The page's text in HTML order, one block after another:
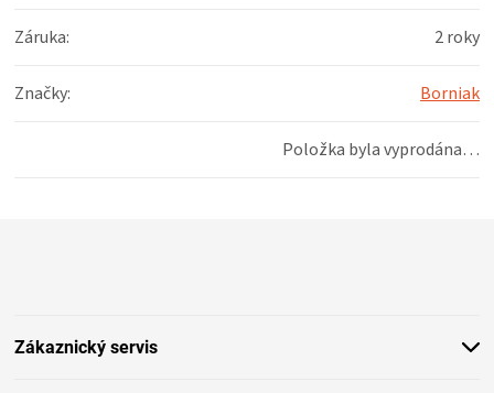
KNIHY
O
VÍNO
Záruka: 2 roky
Značky: Borniak
Položka byla vyprodána…
Zákaznický servis